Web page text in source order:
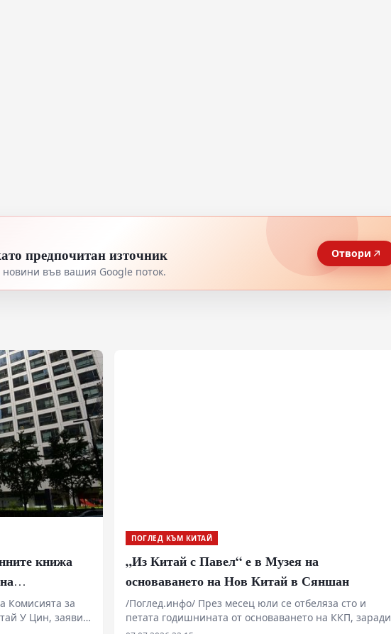
предпочитан източник
във вашия Google поток.
Отвори
книжа
Комисията за
У Цин, заяви,
ПОГЛЕД КЪМ КИТАЙ
„Из Китай с Павел“ е в Музея на
основаването на Нов Китай в Сяншан
/Поглед.инфо/ През месец юли се отбеляза сто и
петата годишнината от основаването на ККП, заради
това в новия епизод на „Из Китай с Павел“ ще видим